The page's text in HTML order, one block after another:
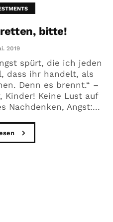
bitte!
2019
spürt, die ich jeden
dass ihr handelt, als
Denn es brennt.“ –
Kinder! Keine Lust auf
Nachdenken, Angst:...